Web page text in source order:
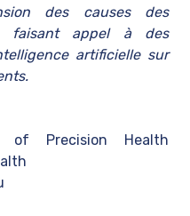
des causes des
faisant appel à des
artificielle sur
of Precision Health